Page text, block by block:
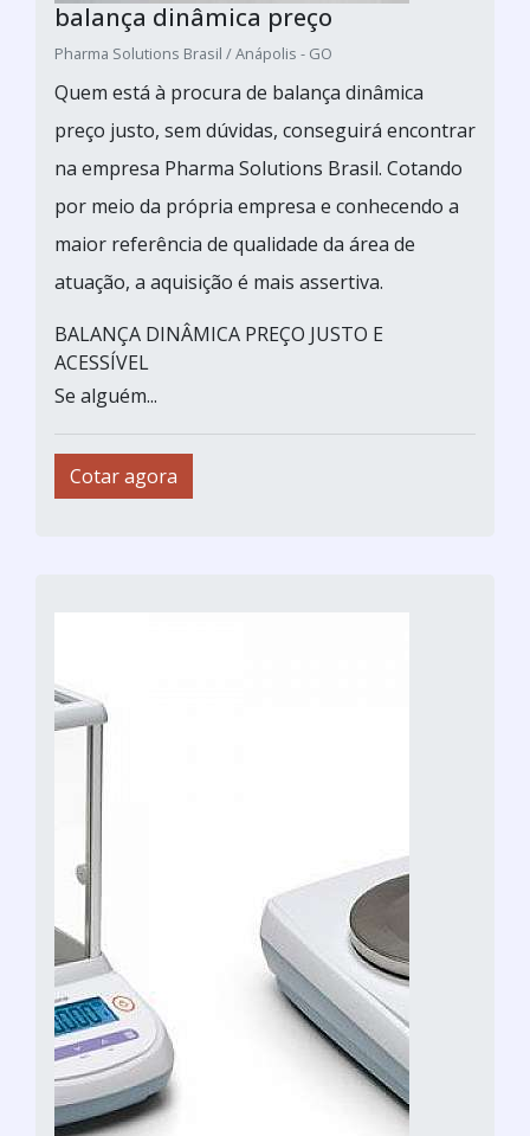
balança dinâmica preço
Pharma Solutions Brasil / Anápolis - GO
Quem está à procura de balança dinâmica
preço justo, sem dúvidas, conseguirá encontrar
na empresa Pharma Solutions Brasil. Cotando
por meio da própria empresa e conhecendo a
maior referência de qualidade da área de
atuação, a aquisição é mais assertiva.
BALANÇA DINÂMICA PREÇO JUSTO E
ACESSÍVEL
Se alguém...
Cotar agora